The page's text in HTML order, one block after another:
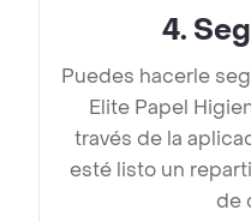
4.
Puedes hacerle
Elite Papel
través de la
esté listo un
de